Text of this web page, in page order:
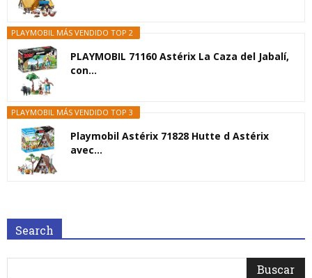
PLAYMOBIL MÁS VENDIDO TOP 2
PLAYMOBIL 71160 Astérix La Caza del Jabalí,
con...
PLAYMOBIL MÁS VENDIDO TOP 3
Playmobil Astérix 71828 Hutte d Astérix
avec...
Search